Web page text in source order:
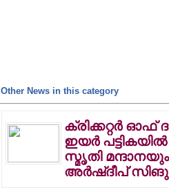
Other News in this category
ക്രിക്കറ്റര്‍ ഓഫ് ദ
ഇയര്‍ പട്ടികയില്‍
സ്മൃതി മന്ദാനയും
അര്‍ഷ്ദീപ്